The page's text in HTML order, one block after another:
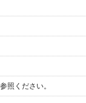
照ください。